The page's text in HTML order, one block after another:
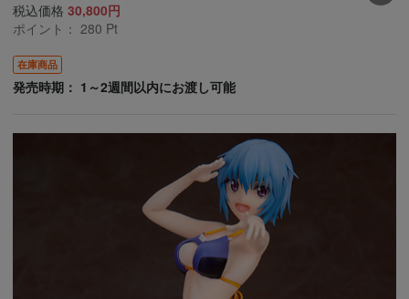
税込価格 30,800円
ポイント： 280 Pt
在庫商品
発売時期： 1～2週間以内にお渡し可能